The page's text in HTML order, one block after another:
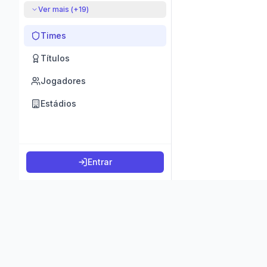
Ver mais (+19)
Times
Títulos
Jogadores
Estádios
Entrar